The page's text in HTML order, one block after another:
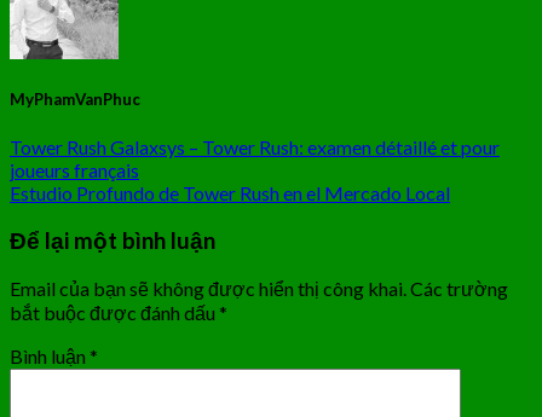
MyPhamVanPhuc
Tower Rush Galaxsys – Tower Rush: examen détaillé et pour
joueurs français
Estudio Profundo de Tower Rush en el Mercado Local
Để lại một bình luận
Email của bạn sẽ không được hiển thị công khai.Các trường
bắt buộc được đánh dấu *
Bình luận *